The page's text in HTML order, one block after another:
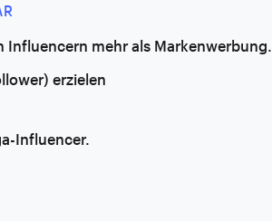
Influencern mehr als Markenwerbung.
erzielen
Influencer.